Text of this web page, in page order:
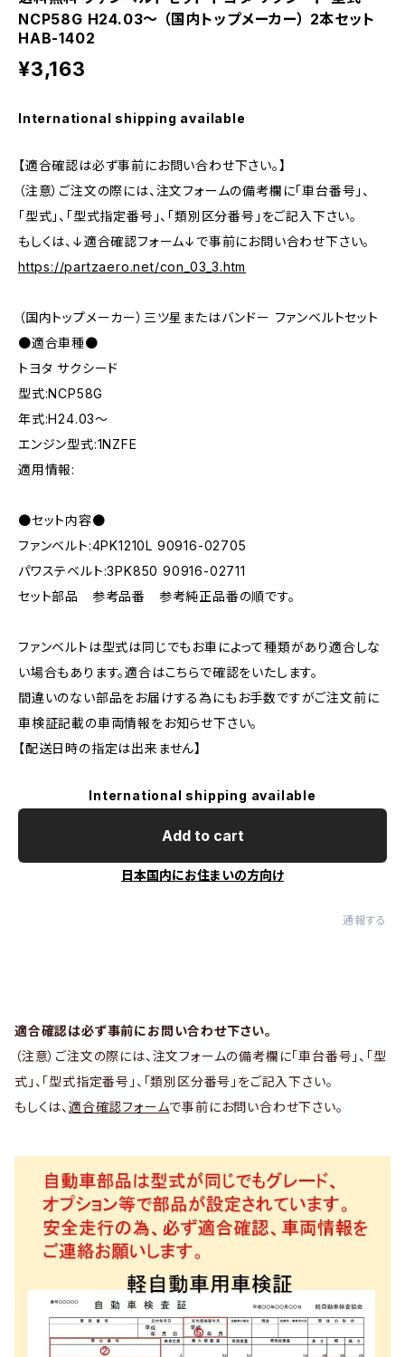
NCP58G H24.03～ （国内トップメーカー） 2本セット
HAB-1402
¥3,163
International shipping available
【適合確認は必ず事前にお問い合わせ下さい。】
（注意）ご注文の際には、注文フォームの備考欄に「車台番号」、
「型式」、「型式指定番号」、「類別区分番号」をご記入下さい。
もしくは、↓適合確認フォーム↓で事前にお問い合わせ下さい。
https://partzaero.net/con_03_3.htm
（国内トップメーカー）三ツ星またはバンドー ファンベルトセット
●適合車種●
トヨタ サクシード
型式:NCP58G
年式:H24.03～
エンジン型式:1NZFE
適用情報:
●セット内容●
ファンベルト:4PK1210L 90916-02705
パワステベルト:3PK850 90916-02711
セット部品 参考品番 参考純正品番の順です。
ファンベルトは型式は同じでもお車によって種類があり適合しな
い場合もあります。適合はこちらで確認をいたします。
間違いのない部品をお届けする為にもお手数ですがご注文前に
車検証記載の車両情報をお知らせ下さい。
【配送日時の指定は出来ません】
International shipping available
Add to cart
日本国内にお住まいの方向け
通報する
適合確認は必ず事前にお問い合わせ下さい。
（注意）ご注文の際には、注文フォームの備考欄に「車台番号」、「型
式」、「型式指定番号」、「類別区分番号」をご記入下さい。
もしくは、 適合確認フォームで事前にお問い合わせ下さい。